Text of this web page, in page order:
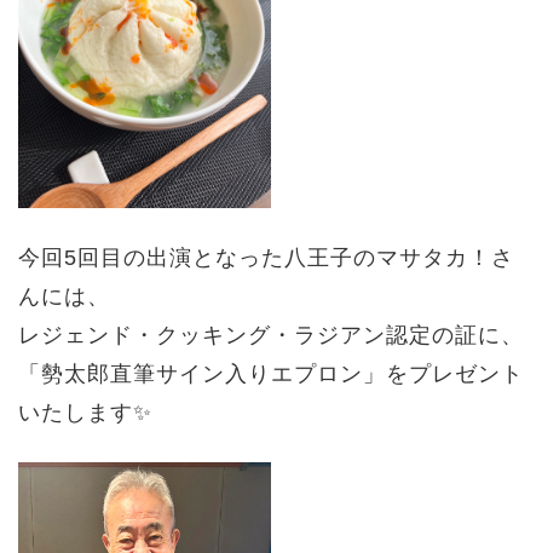
今回5回目の出演となった八王子のマサタカ！さ
んには、
レジェンド・クッキング・ラジアン認定の証に、
「勢太郎直筆サイン入りエプロン」をプレゼント
いたします✨